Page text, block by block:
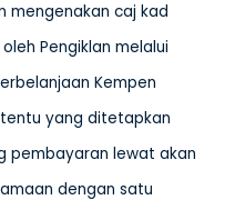
mengenakan caj kad
Pengiklan melalui
Kempen
yang ditetapkan
pembayaran lewat akan
dengan satu